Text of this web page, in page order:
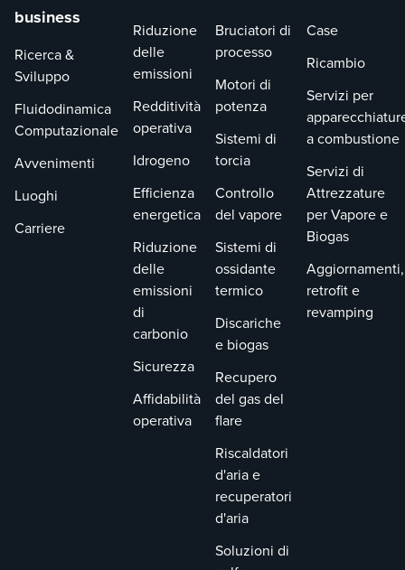
business
Ricerca &
Sviluppo
Fluidodinamica
Computazionale
Avvenimenti
Luoghi
Carriere
Riduzione
delle
emissioni
Redditività
operativa
Idrogeno
Efficienza
energetica
Riduzione
delle
emissioni
di
carbonio
Sicurezza
Affidabilità
operativa
Bruciatori di
processo
Motori di
potenza
Sistemi di
torcia
Controllo
del vapore
Sistemi di
ossidante
termico
Discariche
e biogas
Recupero
del gas del
flare
Riscaldatori
d'aria e
recuperatori
d'aria
Soluzioni di
Case
Ricambio
Servizi per
a combustione
Servizi di
Attrezzature
per Vapore e
Biogas
Aggiornamenti,
retrofit e
revamping